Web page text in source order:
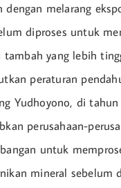
dengan melarang
diproses untuk
tambah yang lebih
peraturan
Yudhoyono, di
perusahaan-
untuk
mineral sebelum